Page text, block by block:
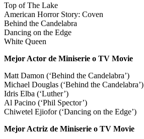
Top of The Lake
American Horror Story: Coven
Behind the Candelabra
Dancing on the Edge
White Queen
Mejor Actor de Miniserie o TV Movie
Matt Damon (‘Behind the Candelabra’)
Michael Douglas (‘Behind the Candelabra’)
Idris Elba (‘Luther’)
Al Pacino (‘Phil Spector’)
Chiwetel Ejiofor (‘Dancing on the Edge’)
Mejor Actriz de Miniserie o TV Movie